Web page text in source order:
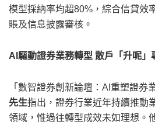
模型採納率均超80%，綜合信貸效
賬及信息披露審核。
AI驅動證券業務轉型 散戶「升呢」
「數智證券創新論壇：AI重塑證券
先生指出，證券行業近年持續推動
領域，惟過往轉型成效未如理想。